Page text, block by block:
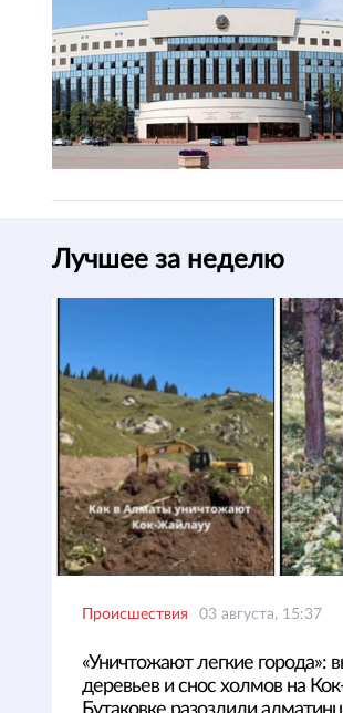
Лучшее за неделю
Происшествия 03 августа, 15:37
«Уничтожают легкие города»:
деревьев и снос холмов на